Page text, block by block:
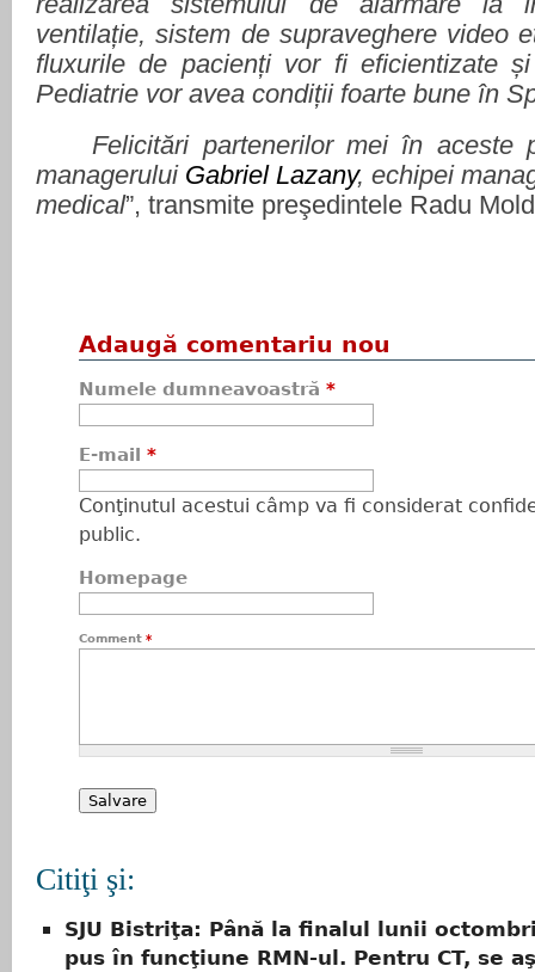
ventilație, sistem de supraveghere video
fluxurile de pacienți vor fi eficientizate
Pediatrie vor avea condiții foarte bune în
Felicitări partenerilor mei în aceste
managerului Gabriel Lazany, echipei
medical”, transmite preşedintele Radu
Adaugă comentariu nou
Numele dumneavoastră *
E-mail *
Conţinutul acestui câmp va fi considerat
public.
Homepage
Comment *
Citiţi şi:
SJU Bistriţa: Până la finalul lunii
pus în funcţiune RMN-ul. Pentru CT, se